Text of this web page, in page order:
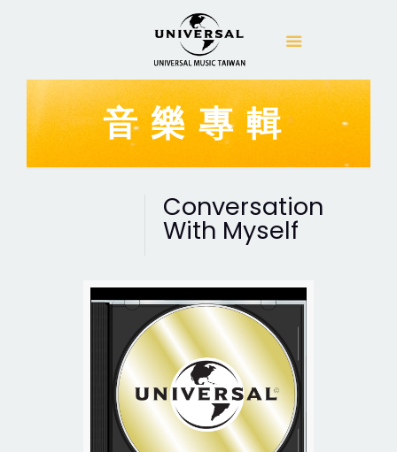
音樂專輯
Conversation
With Myself